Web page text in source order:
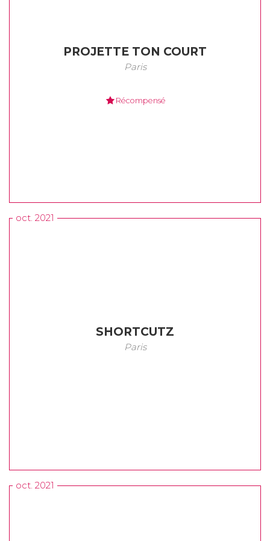
PROJETTE TON COURT
Paris
Récompensé
oct. 2021
SHORTCUTZ
Paris
oct. 2021